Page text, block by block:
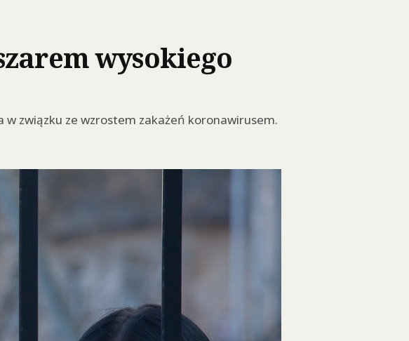
wysokiego
w związku ze wzrostem zakażeń koronawirusem.